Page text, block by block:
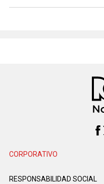
CORPORATIVO
RESPONSABILIDAD SOCIAL